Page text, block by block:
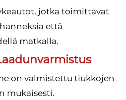
jotka toimittavat
että
matkalla.
on valmistettu tiukkojen
mukaisesti.